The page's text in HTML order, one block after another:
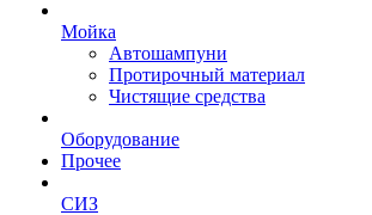
Мойка
Автошампуни
Протирочный материал
Чистящие средства
Оборудование
Прочее
СИЗ